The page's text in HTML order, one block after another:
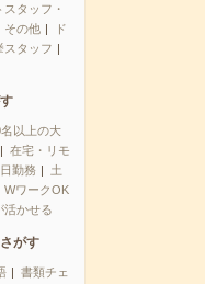
スタッフ・
その他
ド
スタッフ
名以上の大
在宅・リモ
勤務
土
WワークOK
活かせる
がす
書類チェ